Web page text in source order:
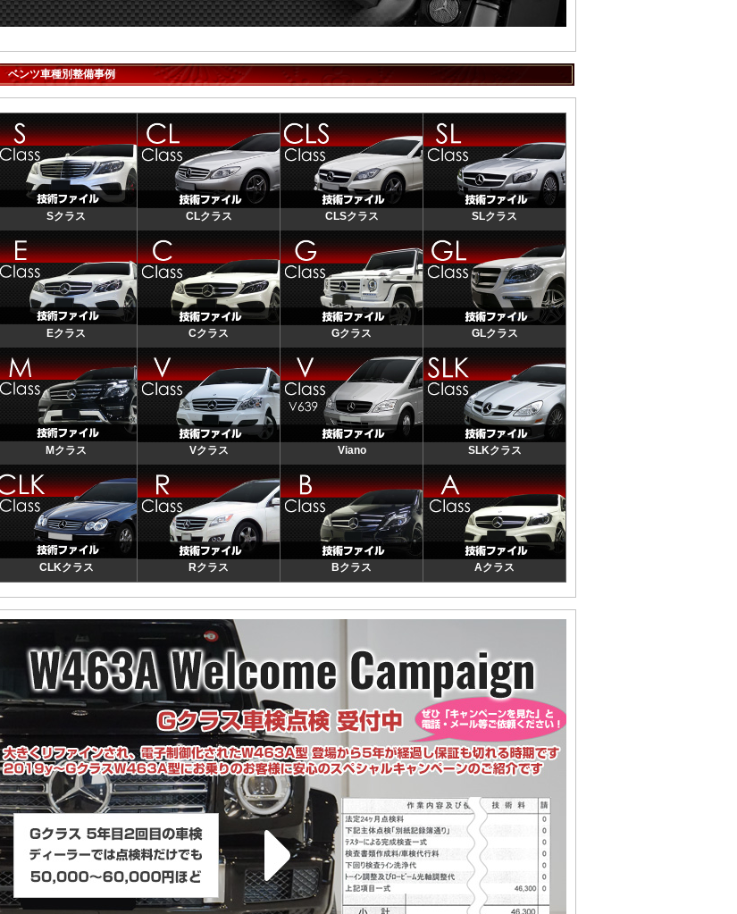
ベンツ車種別整備事例
Sクラス CLクラス CLSクラス SLクラス
Eクラス Cクラス Gクラス GLクラス
Mクラス Vクラス Viano SLKクラス
CLKクラス Rクラス Bクラス Aクラス